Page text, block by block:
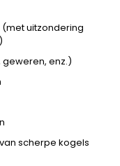
uitzondering
enz.)
scherpe kogels